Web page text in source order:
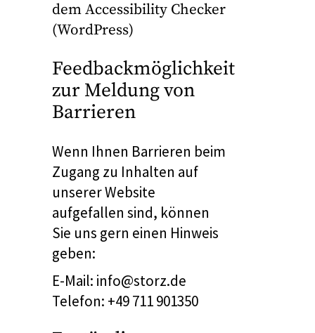
dem Accessibility Checker
(WordPress)
Feedbackmöglichkeit
zur Meldung von
Barrieren
Wenn Ihnen Barrieren beim
Zugang zu Inhalten auf
unserer Website
aufgefallen sind, können
Sie uns gern einen Hinweis
geben:
E-Mail: info@storz.de
Telefon: +49 711 901350